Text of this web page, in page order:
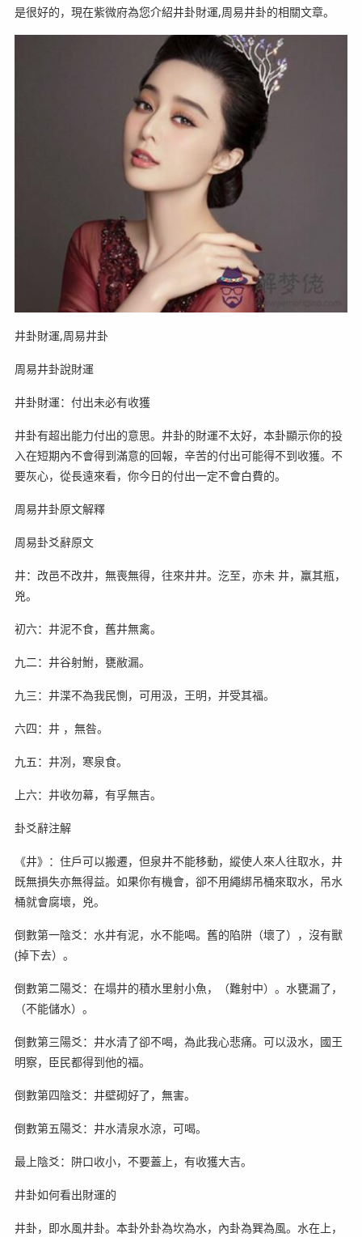
是很好的，現在紫微府為您介紹井卦財運,周易井卦的相關文章。
井卦財運,周易井卦
周易井卦說財運
井卦財運：付出未必有收獲
井卦有超出能力付出的意思。井卦的財運不太好，本卦顯示你的投
入在短期內不會得到滿意的回報，辛苦的付出可能得不到收獲。不
要灰心，從長遠來看，你今日的付出一定不會白費的。
周易井卦原文解釋
周易卦爻辭原文
井：改邑不改井，無喪無得，往來井井。汔至，亦未 井，羸其瓶，
兇。
初六：井泥不食，舊井無禽。
九二：井谷射鮒，甕敝漏。
九三：井渫不為我民惻，可用汲，王明，并受其福。
六四：井 ，無咎。
九五：井冽，寒泉食。
上六：井收勿幕，有孚無吉。
卦爻辭注解
《井》：住戶可以搬遷，但泉井不能移動，縱使人來人往取水，井
既無損失亦無得益。如果你有機會，卻不用繩綁吊桶來取水，吊水
桶就會腐壞，兇。
倒數第一陰爻：水井有泥，水不能喝。舊的陷阱（壞了），沒有獸
(掉下去）。
倒數第二陽爻：在塌井的積水里射小魚，（難射中）。水甕漏了，
（不能儲水）。
倒數第三陽爻：井水清了卻不喝，為此我心悲痛。可以汲水，國王
明察，臣民都得到他的福。
倒數第四陰爻：井壁砌好了，無害。
倒數第五陽爻：井水清泉水涼，可喝。
最上陰爻：阱口收小，不要蓋上，有收獲大吉。
井卦如何看出財運的
井卦，即水風井卦。本卦外卦為坎為水，內卦為巽為風。水在上，